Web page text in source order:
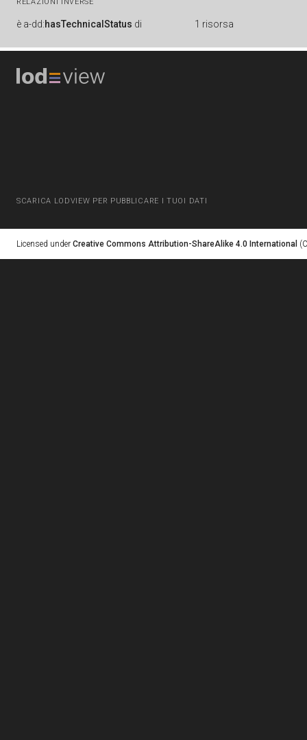
è a-dd:hasTechnicalStatus di 1 risorsa
SCARICA LODVIEW PER PUBBLICARE I TUOI DATI
Licensed under Creative Commons Attribution-ShareAlike 4.0 International